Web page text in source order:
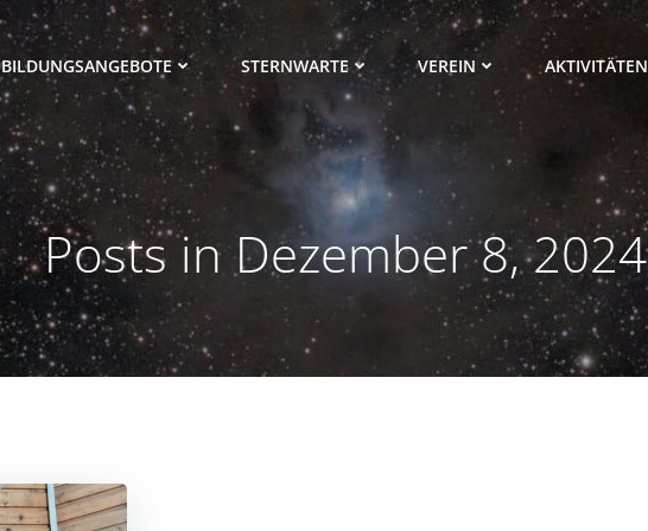
BILDUNGSANGEBOTE STERNWARTE VEREIN AKTIVITÄTEN
Posts in Dezember 8, 2024